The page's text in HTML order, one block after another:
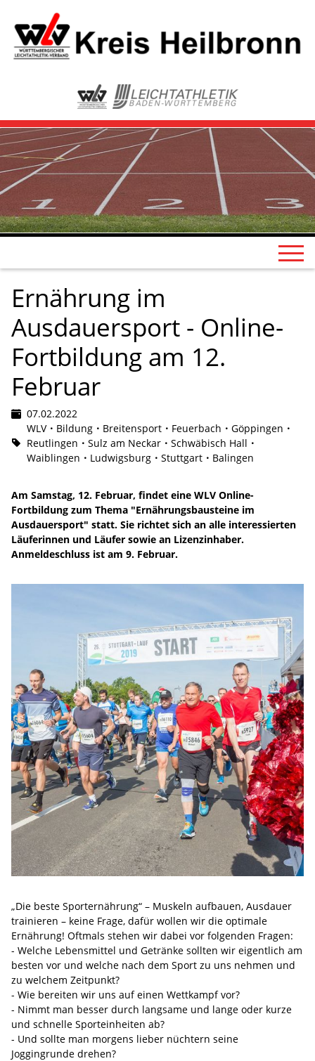
Ernährung im
Ausdauersport - Online-
Fortbildung am 12.
Februar
07.02.2022
WLV
Bildung Breitensport Feuerbach
Göppingen
Reutlingen
Sulz am Neckar
Schwäbisch Hall
Waiblingen
Ludwigsburg Stuttgart Balingen
Am Samstag, 12. Februar, findet eine WLV Online-
Fortbildung zum Thema "Ernährungsbausteine im
Ausdauersport" statt. Sie richtet sich an alle interessierten
Läuferinnen und Läufer sowie an Lizenzinhaber.
Anmeldeschluss ist am 9. Februar.
„Die beste Sporternährung“ – Muskeln aufbauen, Ausdauer
trainieren – keine Frage, dafür wollen wir die optimale
Ernährung! Oftmals stehen wir dabei vor folgenden Fragen:
- Welche Lebensmittel und Getränke sollten wir eigentlich am
besten vor und welche nach dem Sport zu uns nehmen und
zu welchem Zeitpunkt?
- Wie bereiten wir uns auf einen Wettkampf vor?
- Nimmt man besser durch langsame und lange oder kurze
und schnelle Sporteinheiten ab?
- Und sollte man morgens lieber nüchtern seine
Joggingrunde drehen?